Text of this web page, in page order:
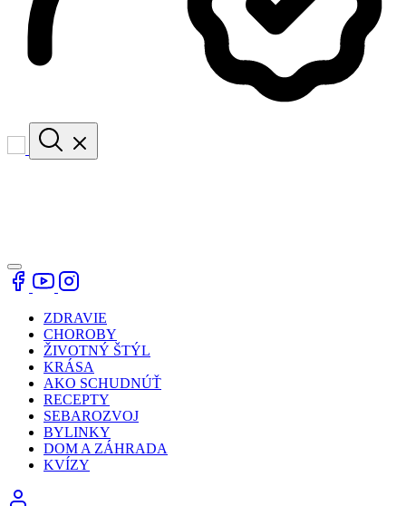
ZDRAVIE
CHOROBY
ŽIVOTNÝ ŠTÝL
KRÁSA
AKO SCHUDNÚŤ
RECEPTY
SEBAROZVOJ
BYLINKY
DOM A ZÁHRADA
KVÍZY